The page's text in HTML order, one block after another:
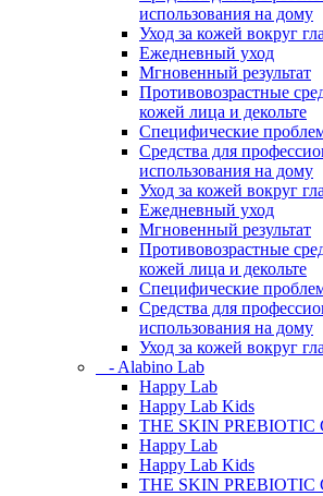
использования на дому
Уход за кожей вокруг
Ежедневный уход
Мгновенный результат
Противовозрастные
кожей лица и декольте
Специфические
Средства для
использования на дому
Уход за кожей вокруг
Ежедневный уход
Мгновенный результат
Противовозрастные
кожей лица и декольте
Специфические
Средства для
использования на дому
Уход за кожей вокруг
- Alabino Lab
Happy Lab
Happy Lab Kids
THE SKIN PREBIOTIC
Happy Lab
Happy Lab Kids
THE SKIN PREBIOTIC